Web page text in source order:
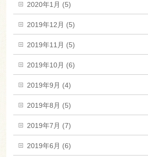
2020年1月 (5)
2019年12月 (5)
2019年11月 (5)
2019年10月 (6)
2019年9月 (4)
2019年8月 (5)
2019年7月 (7)
2019年6月 (6)